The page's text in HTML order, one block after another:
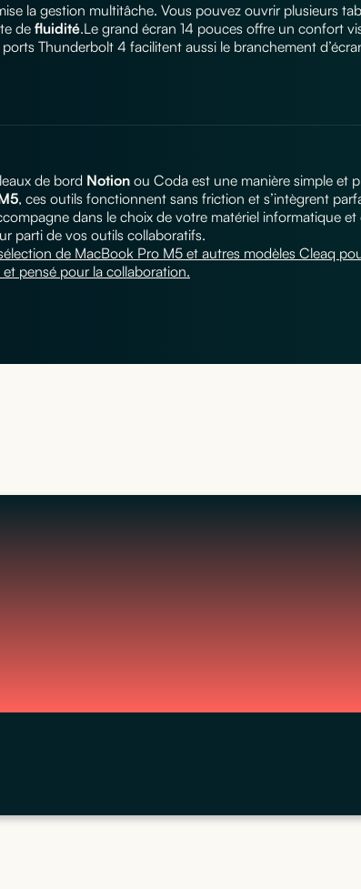
la gestion multitâche. Vous pouvez ouvrir plusieurs
defluidité.Le grand écran 14 pouces offre un confort
Thunderbolt 4 facilitent aussi le branchement
de bord Notion ou Coda est une manière simple et
, ces outils fonctionnent sans friction et s’intègrent
dans le choix de votre matériel informatique
parti de vos outils collaboratifs.
de MacBook Pro M5 et autres modèles Cleaq
pensé pour la collaboration.